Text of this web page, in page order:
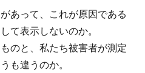
あって、これが原因である
て表示しないのか。
のと、私たち被害者が測定
も違うのか。